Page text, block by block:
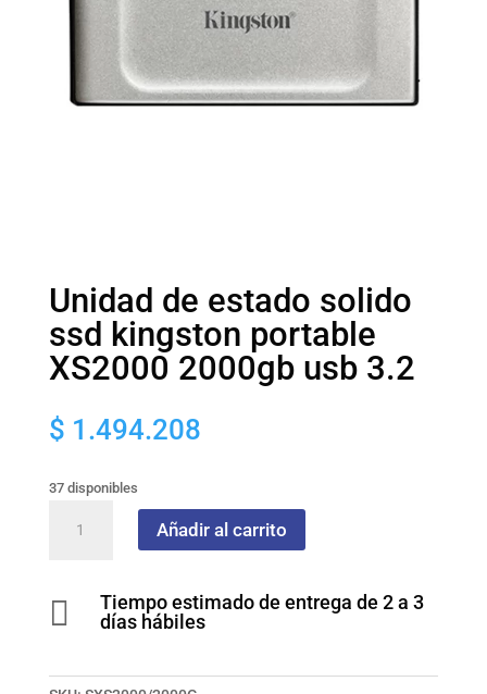
Unidad de estado solido
ssd kingston portable
XS2000 2000gb usb 3.2
$ 1.494.208
37 disponibles
XS2000
Añadir al carrito

Tiempo estimado de entrega de 2 a 3
días hábiles